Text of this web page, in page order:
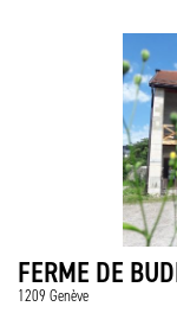
FERME DE
1209 Genève